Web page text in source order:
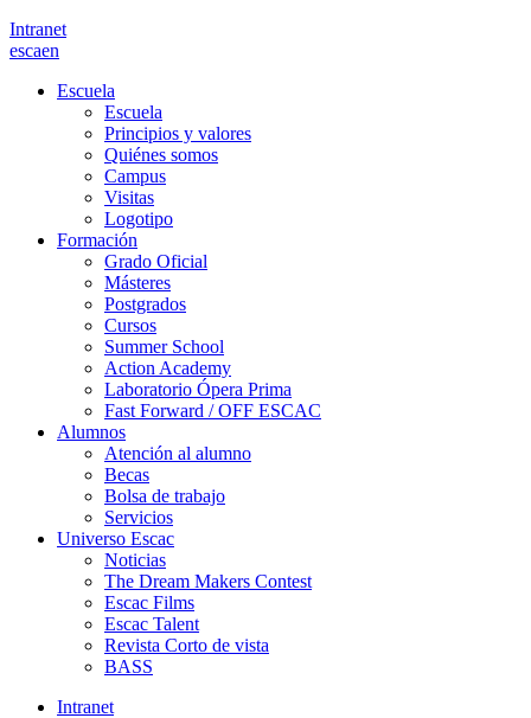
Intranet
escaen
Escuela
Escuela
Principios y valores
Quiénes somos
Campus
Visitas
Logotipo
Formación
Grado Oficial
Másteres
Postgrados
Cursos
Summer School
Action Academy
Laboratorio Ópera Prima
Fast Forward / OFF ESCAC
Alumnos
Atención al alumno
Becas
Bolsa de trabajo
Servicios
Universo Escac
Noticias
The Dream Makers Contest
Escac Films
Escac Talent
Revista Corto de vista
BASS
Intranet